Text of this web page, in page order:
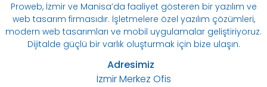
Proweb, İzmir ve Manisa’da faaliyet gösteren bir yazılım ve
web tasarım firmasıdır. İşletmelere özel yazılım çözümleri,
modern web tasarımları ve mobil uygulamalar geliştiriyoruz.
Dijitalde güçlü bir varlık oluşturmak için bize ulaşın.
Adresimiz
İzmir Merkez Ofis